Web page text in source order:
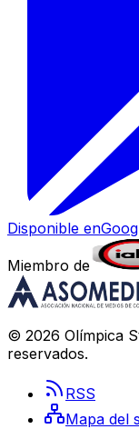
Disponible en
Miembro de
© 2026 Olímpica
reservados.
RSS
Mapa del